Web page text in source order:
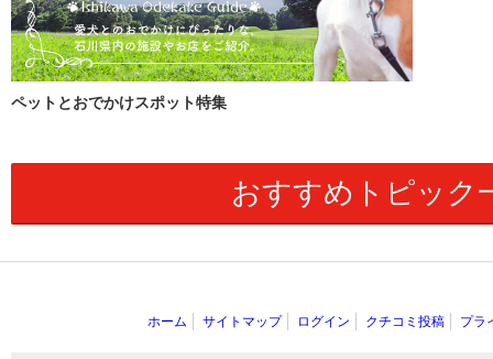
ペットとおでかけスポット特集
おすすめトピック
ホーム サイトマップ ログイン クチコミ投稿 プラ